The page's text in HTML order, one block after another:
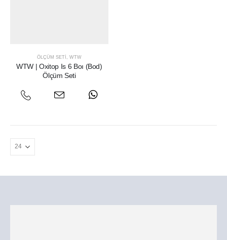
ÖLÇÜM SETI , WTW
WTW | Oxitop Is 6 Boı (Bod)
Ölçüm Seti